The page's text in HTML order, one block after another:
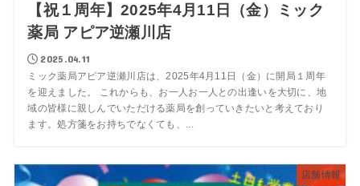
【祝１周年】2025年4月11日（金）ミック
薬局 アピア逆瀬川店
2025.04.11
ミック薬局アピア逆瀬川店は、2025年4月11日（金）に開局１周年
を迎えました。 これからも、お一人お一人との出逢いを大切に、地
域の皆様に親しんでいただける薬局を創っていきたいと考えており
ます。処方箋をお持ちでなくても、...
店舗情報